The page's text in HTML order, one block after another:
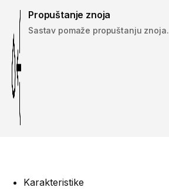
Propuštanje znoja
Sastav pomaže propuštanju znoja.
Karakteristike